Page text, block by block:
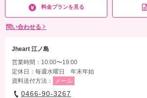
料金プランを見る
問い合わせる
Jheart 江ノ島
営業時間：10:00〜19:00
定休日：毎週水曜日 年末年始
資料送付方法：
メール
0466-90-3267